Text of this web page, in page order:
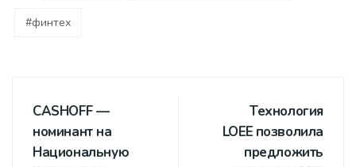
#финтех
CASHOFF —
номинант на
Национальную
Технология
LOEE позволила
предложить